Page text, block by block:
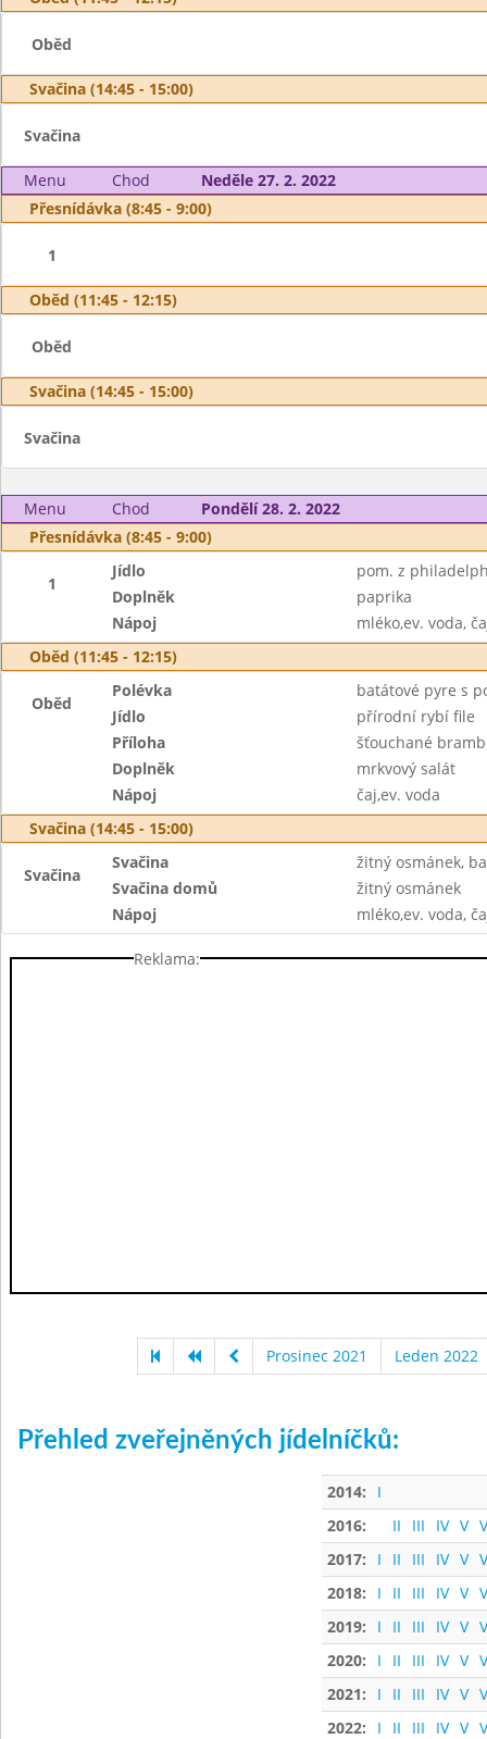
Oběd
Svačina (14:45 - 15:00)
Svačina
Menu Chod
Neděle 27. 2. 2022
Přesnídávka (8:45 - 9:00)
1
Oběd (11:45 - 12:15)
Oběd
Svačina (14:45 - 15:00)
Svačina
Menu Chod
Pondělí 28. 2. 2022
Přesnídávka (8:45 - 9:00)
1
Jídlo
pom. z
Doplněk
paprika
Nápoj
mléko,ev. voda,
Oběd (11:45 - 12:15)
Oběd
Polévka
batátové pyre s
Jídlo
přírodní rybí file
Příloha
šťouchané
Doplněk
mrkvový salát
Nápoj
čaj,ev. voda
Svačina (14:45 - 15:00)
Svačina
Svačina
žitný osmánek,
Svačina domů
žitný osmánek
Nápoj
mléko,ev. voda,
Reklama:
Prosinec 2021 Leden 2022
Přehled zveřejněných jídelníčků:
2014:
I
2016:
II III IV V
2017:
I II III IV V
2018:
I II III IV V
2019:
I II III IV V
2020:
I II III IV V
2021:
I II III IV V
2022:
I II III IV V